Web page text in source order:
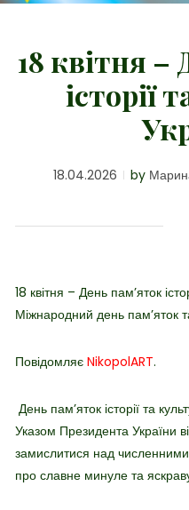
18 квітня –
історії
18.04.2026 by
18 квітня – День пам’яток
Міжнародний день пам’яток
ПовідомляєNikopolART.
День пам’яток історії та
Указом Президента України
замислитися над численними
про славне минуле та